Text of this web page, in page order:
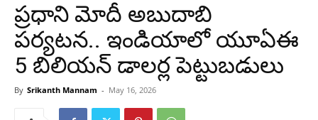
ప్రధాని మోదీ అబుదాబి
పర్యటన.. ఇండియాలో యూఏఈ
5 బిలియన్ డాలర్ల పెట్టుబడులు
By Srikanth Mannam - May 16, 2026